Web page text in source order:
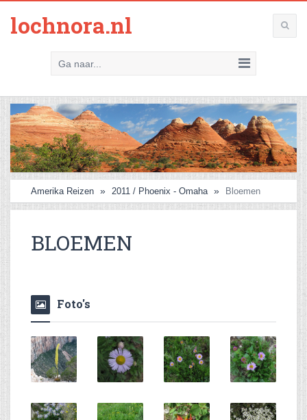
lochnora.nl
Ga naar...
Amerika Reizen 2011 / Phoenix - Omaha Bloemen
BLOEMEN
Foto's